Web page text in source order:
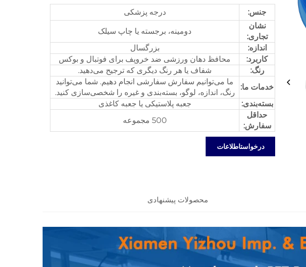
جنس:
درجه پزشکی
نشان
تجاری:
دومینه، برجسته یا چاپ سیلک
اندازه:
بزرگسال
کاربرد:
محافظ دهان ورزشی ضد خروپف برای فوتبال و بوکس
رنگ:
شفاف یا هر رنگ دیگری که ترجیح می‌دهید.
خدمات ما:
ما می‌توانیم سفارش سفارشی انجام دهیم. شما می‌توانید
رنگ، اندازه، لوگو، بسته‌بندی و غیره را شخصی‌سازی کنید.
بسته‌بندی:
جعبه پلاستیکی یا جعبه کاغذی
حداقل
سفارش:
500 مجموعه
درخواستاطلاعات
محصولات پیشنهادی